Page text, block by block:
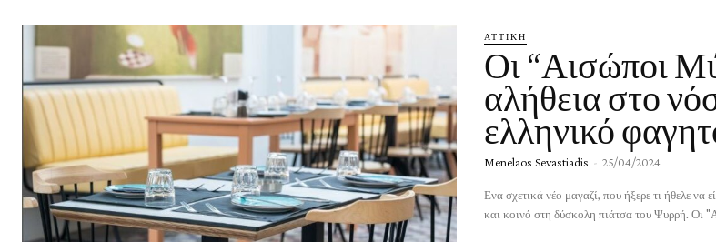
ΑΤΤΙΚΗ
Οι “Αισώποι
αλήθεια στο
ελληνικό
Menelaos Sevastiadis - 25/04/2024
Ενα σχετικά νέο μαγαζί, που ήξερε τι ήθελε να
και κοινό στη δύσκολη πιάτσα του Ψυρρή. Οι